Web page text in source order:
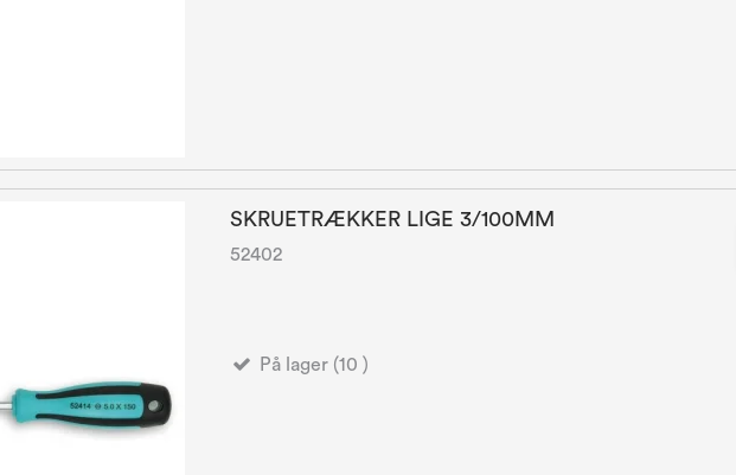
SKRUETRÆKKER LIGE 3/100MM
52402
På lager (10 )